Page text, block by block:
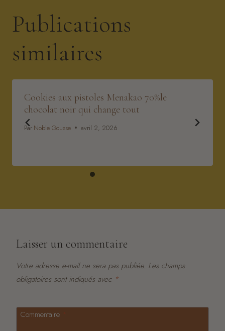
Publications
similaires
Cookies aux pistoles Menakao 70%le
chocolat noir qui change tout
Par Noble Gousse avril 2, 2026
Laisser un commentaire
Votre adresse e-mail ne sera pas publiée. Les champs
obligatoires sont indiqués avec *
Commentaire